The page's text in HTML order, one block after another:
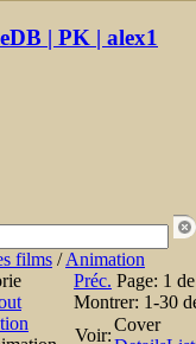
| PK | alex1
films /Animation
Préc. Page: 1
Montrer: 1-30
Voir:
Cover